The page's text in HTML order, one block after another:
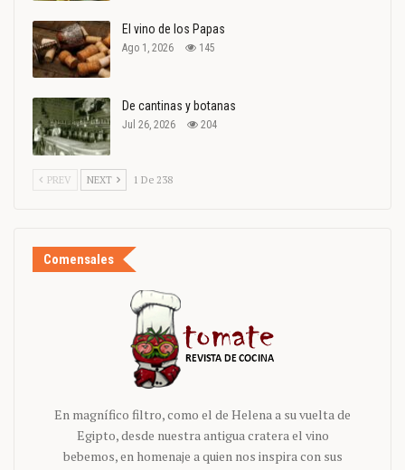
El vino de los Papas
Ago 1, 2026 145
De cantinas y botanas
Jul 26, 2026 204
PREV NEXT 1 De 238
Comensales
En magnífico filtro, como el de Helena a su vuelta de
Egipto, desde nuestra antigua cratera el vino
bebemos, en homenaje a quien nos inspira con sus